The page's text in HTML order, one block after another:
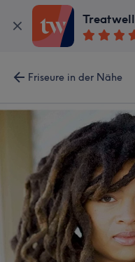
Treatwell
Friseure in der Nähe